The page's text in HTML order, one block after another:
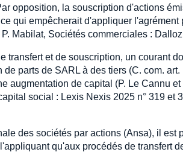
opposition, la souscription d'actions
ce qui empêcherait d'appliquer l'agrément
Mabilat, Sociétés commerciales :
transfert et de souscription, un courant
parts de SARL à des tiers (C. com.
augmentation de capital (P. Le Cannu
social : Lexis Nexis 2025 n° 319 et
des sociétés par actions (Ansa), il est
qu'aux procédés de transfert